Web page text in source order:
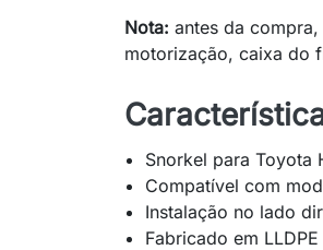
Nota: antes da
motorização, caixa do
Snorkel para Toyota
Compatível com
Instalação no lado
Fabricado em